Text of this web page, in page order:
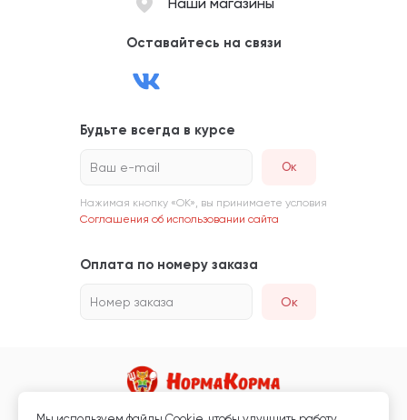
Оставайтесь на связи
Будьте всегда в курсе
Ваш e-mail
Нажимая кнопку «ОК», вы принимаете условия
Соглашения об использовании сайта
Оплата по номеру заказа
Номер заказа Ок